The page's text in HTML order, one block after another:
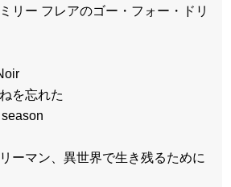
リー フレアのゴー・フォー・ドリ
を忘れた
ーマン、異世界で生き残るために